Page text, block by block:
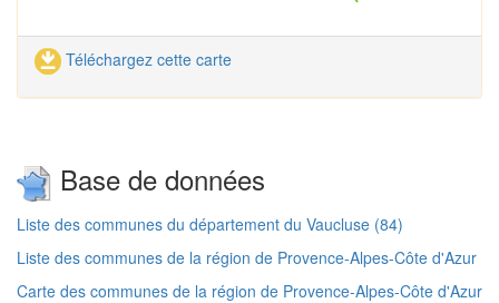
Téléchargez cette carte
Base de données
Liste des communes du département du Vaucluse (84)
Liste des communes de la région de Provence-Alpes-Côte d'Azur
Carte des communes de la région de Provence-Alpes-Côte d'Azur